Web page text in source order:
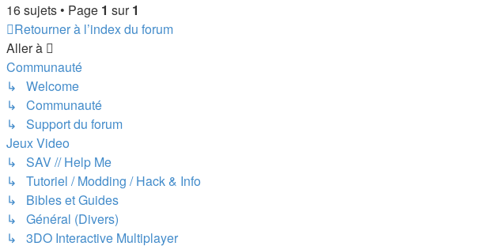
16 sujets • Page 1 sur1
Retourner à l’index du forum
Aller à
Communauté
↳ Welcome
↳ Communauté
↳ Support du forum
Jeux Video
↳ SAV // Help Me
↳ Tutoriel / Modding / Hack & Info
↳ Bibles et Guides
↳ Général (Divers)
↳ 3DO Interactive Multiplayer